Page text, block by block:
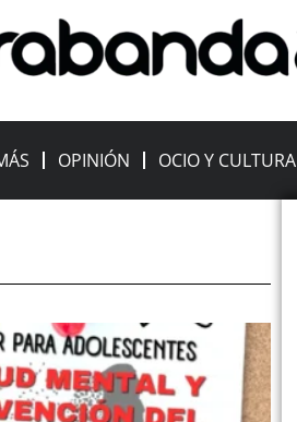
OPINIÓN OCIO Y CULTURA